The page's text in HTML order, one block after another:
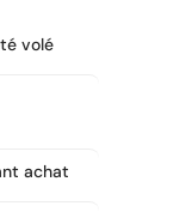
volé
achat